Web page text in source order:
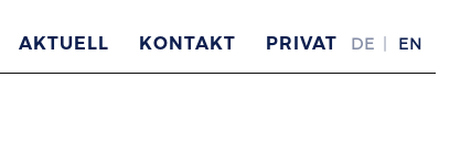
DE EN
AKTUELL KONTAKT PRIVAT